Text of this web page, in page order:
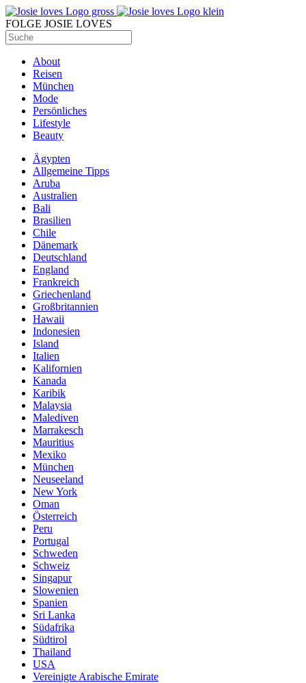
FOLGE JOSIE LOVES
About
Reisen
München
Mode
Persönliches
Lifestyle
Beauty
Ägypten
Allgemeine Tipps
Aruba
Australien
Bali
Brasilien
Chile
Dänemark
Deutschland
England
Frankreich
Griechenland
Großbritannien
Hawaii
Indonesien
Island
Italien
Kalifornien
Kanada
Karibik
Malaysia
Malediven
Marrakesch
Mauritius
Mexiko
München
Neuseeland
New York
Oman
Österreich
Peru
Portugal
Schweden
Schweiz
Singapur
Slowenien
Spanien
Sri Lanka
Südafrika
Südtirol
Thailand
USA
Vereinigte Arabische Emirate